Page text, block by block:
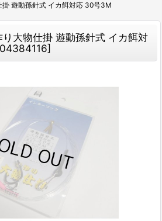
遊動孫針式 イカ餌対応 30号3M
大物仕掛 遊動孫針式 イカ餌対
]